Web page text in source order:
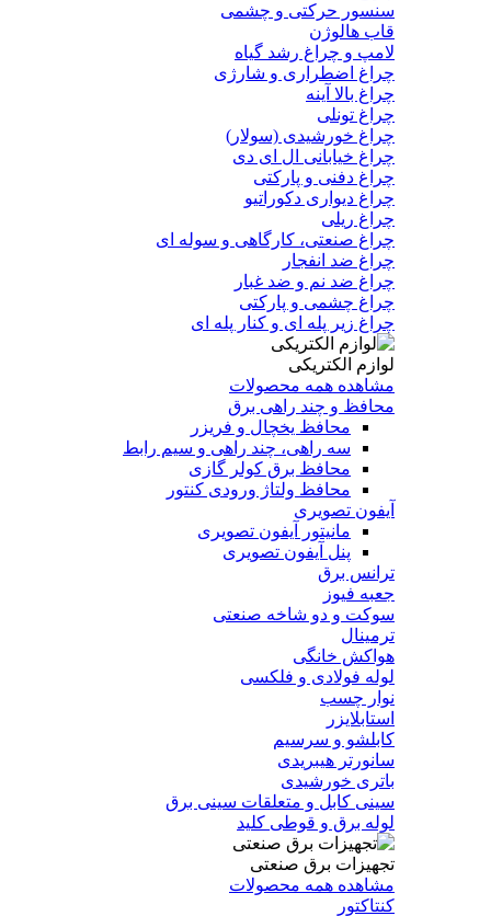
سنسور حرکتی و چشمی
قاب هالوژن
لامپ و چراغ رشد گیاه
چراغ اضطراری و شارژی
چراغ بالا آینه
چراغ تونلی
چراغ خورشیدی (سولار)
چراغ خیابانی ال ای دی
چراغ دفنی و پارکتی
چراغ دیواری دکوراتیو
چراغ ریلی
چراغ صنعتی، کارگاهی و سوله ای
چراغ ضد انفجار
چراغ ضد نم و ضد غبار
چراغ چشمی و پارکتی
چراغ‌ زیر‌ پله‌ ای و کنار‌ پله‌ ای
لوازم الکتریکی
مشاهده همه محصولات
محافظ و چند راهی برق
محافظ یخچال و فریزر
سه راهی، چند راهی و سیم رابط
محافظ برق کولر گازی
محافظ ولتاژ ورودی کنتور
آیفون تصویری
مانیتور آیفون تصویری
پنل آیفون تصویری
ترانس برق
جعبه فیوز
سوکت و دو شاخه صنعتی
ترمینال
هواکش خانگی
لوله فولادی و فلکسی
نوار چسب
استابلایزر
کابلشو و سرسیم
سانورتر هیبریدی
باتری خورشیدی
سینی کابل و متعلقات سینی برق
لوله برق و قوطی کلید
تجهیزات برق صنعتی
مشاهده همه محصولات
کنتاکتور